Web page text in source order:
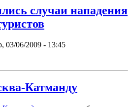
случаи нападения
03/06/2009 - 13:45
Катманду